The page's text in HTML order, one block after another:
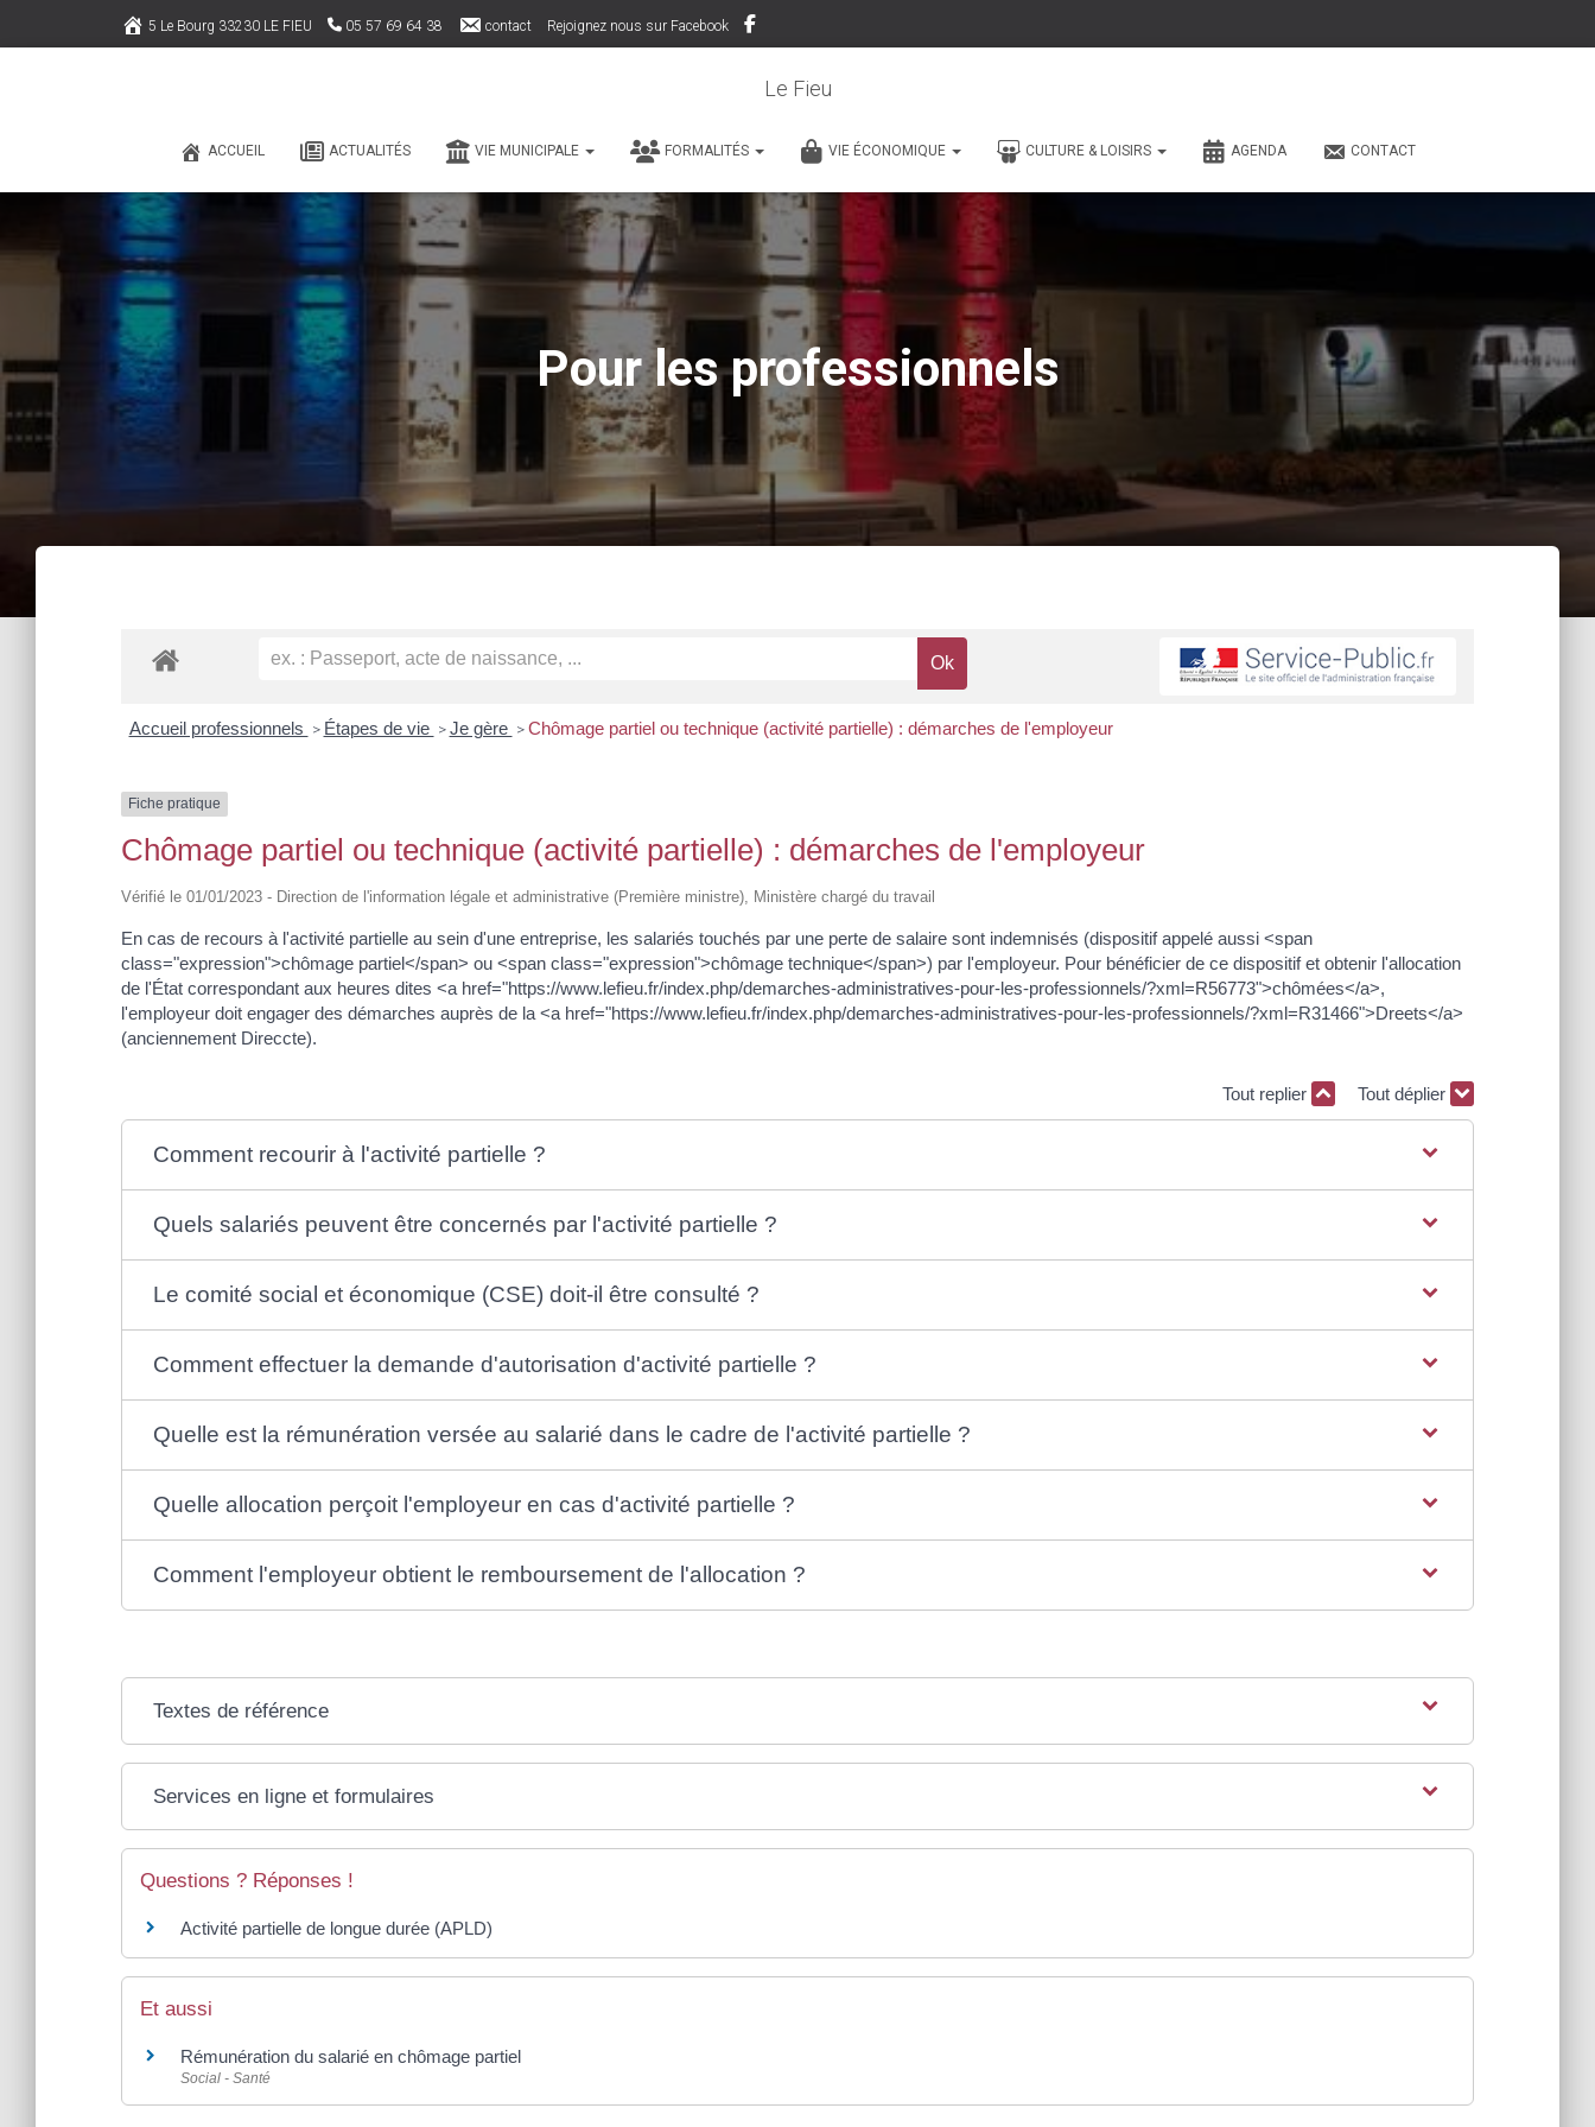
5 Le Bourg 33230 LE FIEU 05 57 69 64 38 contact Rejoignez nous sur Facebook
Le Fieu
ACCUEIL ACTUALITÉS VIE MUNICIPALE FORMALITÉS VIE ÉCONOMIQUE CULTURE & LOISIRS AGENDA CONTACT
Pour les professionnels
Accueil professionnels > Étapes de vie > Je gère > Chômage partiel ou technique (activité partielle) : démarches de l'employeur
Fiche pratique
Chômage partiel ou technique (activité partielle) : démarches de l'employeur
Vérifié le 01/01/2023 - Direction de l'information légale et administrative (Première ministre), Ministère chargé du travail
En cas de recours à l'activité partielle au sein d'une entreprise, les salariés touchés par une perte de salaire sont indemnisés (dispositif appelé aussi <span
class="expression">chômage partiel</span> ou <span class="expression">chômage technique</span>) par l'employeur. Pour bénéficier de ce dispositif et obtenir l'allocation
de l'État correspondant aux heures dites <a href="https://www.lefieu.fr/index.php/demarches-administratives-pour-les-professionnels/?xml=R56773">chômées</a>,
l'employeur doit engager des démarches auprès de la <a href="https://www.lefieu.fr/index.php/demarches-administratives-pour-les-professionnels/?xml=R31466">Dreets</a>
(anciennement Direccte).
Tout replier Tout déplier
Comment recourir à l'activité partielle ?
Quels salariés peuvent être concernés par l'activité partielle ?
Le comité social et économique (CSE) doit-il être consulté ?
Comment effectuer la demande d'autorisation d'activité partielle ?
Quelle est la rémunération versée au salarié dans le cadre de l'activité partielle ?
Quelle allocation perçoit l'employeur en cas d'activité partielle ?
Comment l'employeur obtient le remboursement de l'allocation ?
Textes de référence
Services en ligne et formulaires
Questions ? Réponses !
Activité partielle de longue durée (APLD)
Et aussi
Rémunération du salarié en chômage partiel
Social - Santé